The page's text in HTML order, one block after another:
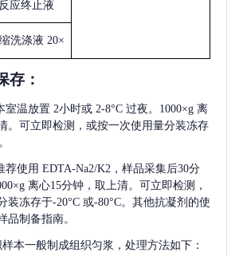
反应终止液
洗涤液 20×
存 ：
室温放置 2小时或 2-8°C 过夜。1000×g 离
。可立即检测，或按一次使用量分装冻存
荐使用 EDTA-Na2/K2，样品采集后30分
离心15分钟，取上清。可立即检测，
装冻存于-20°C 或-80°C。其他抗凝剂的使
品制备指南。
本一般制成组织匀浆，处理方法如下：